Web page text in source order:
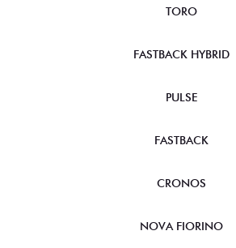
TORO
FASTBACK HYBRID
PULSE
FASTBACK
CRONOS
NOVA FIORINO